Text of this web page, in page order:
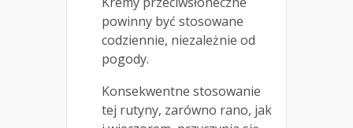
powinny być stosowane
codziennie, niezależnie od
pogody.
Konsekwentne stosowanie
tej rutyny, zarówno rano, jak